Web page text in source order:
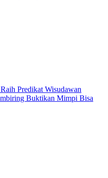
Predikat Wisudawan
Buktikan Mimpi Bisa